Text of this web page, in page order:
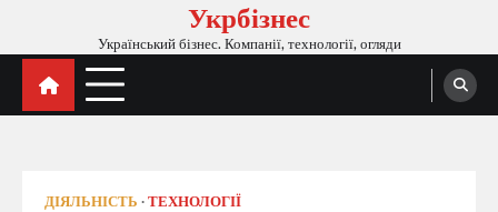
вмісту
Укрбізнес
Український бізнес. Компанії, технології, огляди
ДІЯЛЬНІСТЬ ТЕХНОЛОГІЇ